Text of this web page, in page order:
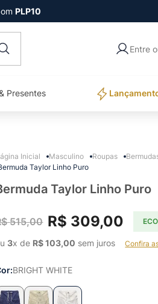
PLP10
Entre
Presentes
Masculino Roupas
Taylor Linho Puro
Taylor Linho Puro
515,00 R$ 309,00
3x de R$ 103,00 sem juros Confira
BRIGHT WHITE